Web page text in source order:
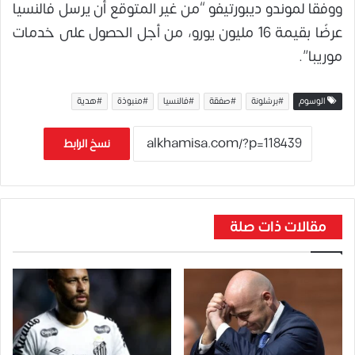
ووفقا لموندو ديبورتيفو “من غير المتوقع أن يرسل فالنسيا
عرضًا بقيمة 16 مليون يورو، من أجل الحصول على خدمات
موريبا”.
الوسوم #برشلونة #صفقة #فالنسيا #منبوذة #هدية
نسخ الرابط
مقالات ذات صلة